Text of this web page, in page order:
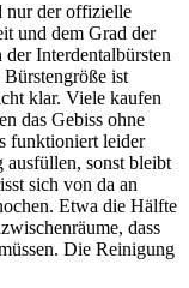
nur der offizielle
und dem Grad der
Interdentalbürsten
ist
klar. Viele kaufen
das Gebiss ohne
funktioniert leider
sonst bleibt
sich von da an
Etwa die Hälfte
dass
Die Reinigung